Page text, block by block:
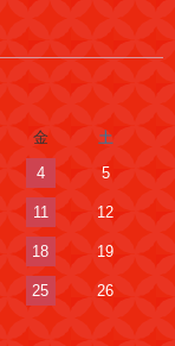
金
土
4 5
11 12
18 19
25 26